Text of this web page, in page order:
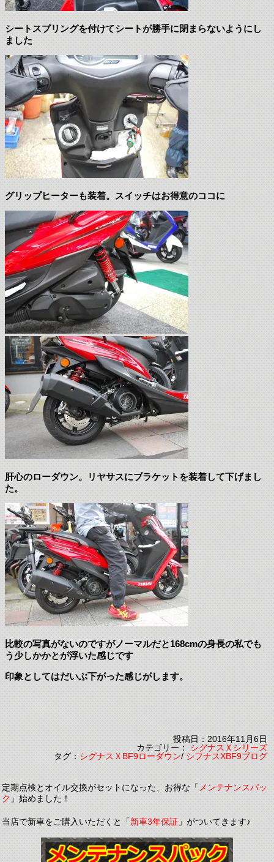
シートスプリングを付けてシートが勝手に閉まらないようにし
ました
グリップヒーターも装着。スイッチはお得意のココに
肝心のローダウン。リヤサスにブラケットを装着して下げまし
た。
比較の写真がないのですがノーマルだと168cmの身長の私でも
う少しかかとが浮いた感じです
印象としてはだいぶ下がった感じがします。
投稿日：2016年11月6日
カテゴリー：シグナスＸシリーズ
タグ：シグナスＸBF9ローダウン/シフナスXBF9ブログ
定期点検とオイル交換がセットになった、お得な「メンテナンスパッ
ク」始めました！
当店で新車をご購入いただくと「新車3年保証」がついてきます♪